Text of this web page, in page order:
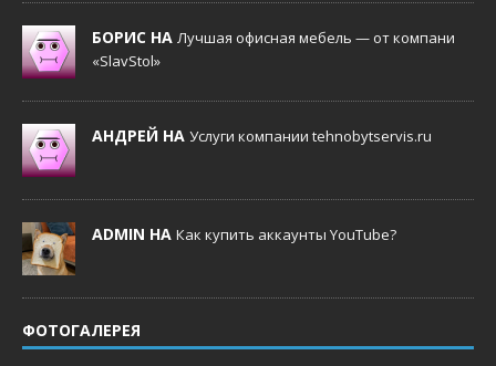
БОРИС НА Лучшая офисная мебель — от компани
«SlavStol»
АНДРЕЙ НА Услуги компании tehnobytservis.ru
ADMIN НА Как купить аккаунты YouTube?
ФОТОГАЛЕРЕЯ